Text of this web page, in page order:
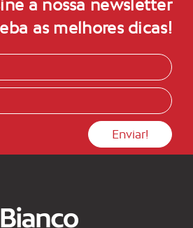
a nossa newsletter
as melhores dicas!